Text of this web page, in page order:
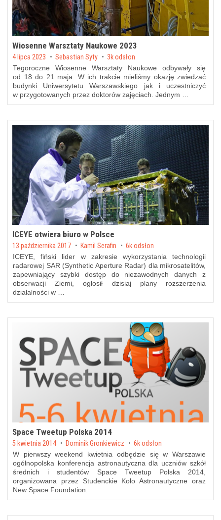
Wiosenne Warsztaty Naukowe 2023
Posted on
4 lipca 2023 bySebastian Syty 3k odsłon
Tegoroczne Wiosenne Warsztaty Naukowe odbywały się
od 18 do 21 maja. W ich trakcie mieliśmy okazję zwiedzać
budynki Uniwersytetu Warszawskiego jak i uczestniczyć
w przygotowanych przez doktorów zajęciach. Jednym …
ICEYE otwiera biuro w Polsce
Posted on
13 października 2017 by Kamil Serafin 6k odsłon
ICEYE, fiński lider w zakresie wykorzystania technologii
radarowej SAR (Synthetic Aperture Radar) dla mikrosatelitów,
zapewniający szybki dostęp do niezawodnych danych z
obserwacji Ziemi, ogłosił dzisiaj plany rozszerzenia
działalności w …
Space Tweetup Polska 2014
Posted on
5 kwietnia 2014 by Dominik Gronkiewicz 6k odsłon
W pierwszy weekend kwietnia odbędzie się w Warszawie
ogólnopolska konferencja astronautyczna dla uczniów szkół
średnich i studentów Space Tweetup Polska 2014,
organizowana przez Studenckie Koło Astronautyczne oraz
New Space Foundation.